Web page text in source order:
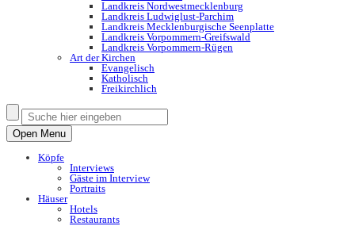
Landkreis Nordwestmecklenburg
Landkreis Ludwiglust-Parchim
Landkreis Mecklenburgische Seenplatte
Landkreis Vorpommern-Greifswald
Landkreis Vorpommern-Rügen
Art der Kirchen
Evangelisch
Katholisch
Freikirchlich
Open Menu
Köpfe
Interviews
Gäste im Interview
Portraits
Häuser
Hotels
Restaurants